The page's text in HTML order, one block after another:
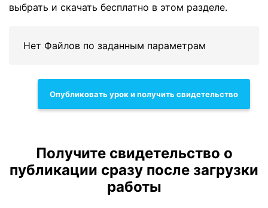
выбрать и скачать бесплатно в этом разделе.
Нет Файлов по заданным параметрам
Опубликовать урок и получить свидетельство
Получите свидетельство о
публикации сразу после загрузки
работы